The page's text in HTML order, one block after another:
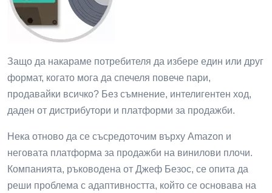
Защо да накараме потребителя да избере един или друг
формат, когато мога да спечеля повече пари,
продавайки всичко? Без съмнение, интелигентен ход,
даден от дистрибутори и платформи за продажби.
Нека отново да се съсредоточим върху Amazon и
неговата платформа за продажби на винилови плочи.
Компанията, ръководена от Джеф Безос, се опита да
реши проблема с адаптивността, който се основава на